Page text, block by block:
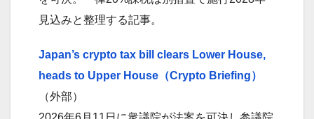
見込みと整理する記事。
Japan’s crypto tax bill clears Lower House,
heads to Upper House（Crypto Briefing）
（外部）